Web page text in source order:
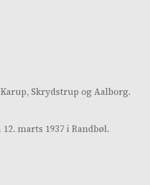
Skrydstrup og Aalborg.
marts 1937 i Randbøl.